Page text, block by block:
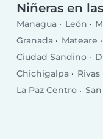
Niñeras en
Managua León
Granada
Mateare
Ciudad Sandino
Chichigalpa
Rivas
La Paz Centro